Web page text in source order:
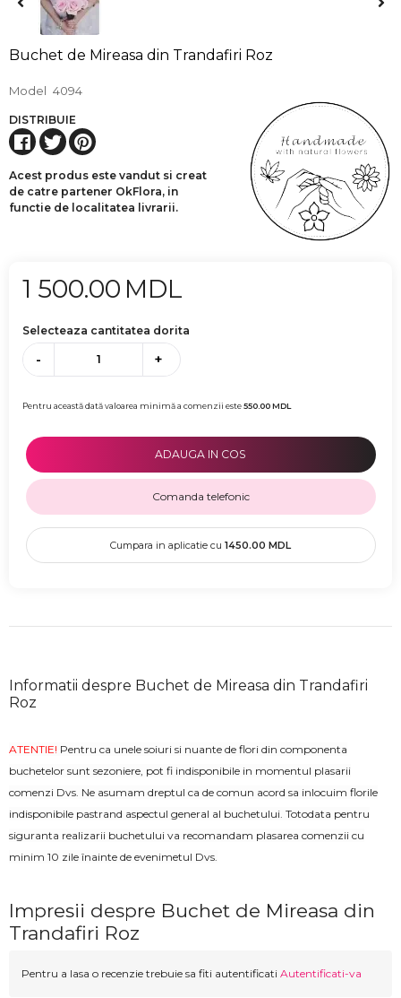
Buchet de Mireasa din Trandafiri Roz
Model 4094
DISTRIBUIE
Acest produs este vandut si creat
de catre partener OkFlora, in
functie de localitatea livrarii.
1 500.00 MDL
Selecteaza cantitatea dorita
- +
Pentru această dată valoarea minimă a comenzii este550.00MDL
ADAUGA IN COS
Comanda telefonic
Cumpara in aplicatie cu 1450.00 MDL
Informatii despre Buchet de Mireasa din Trandafiri
Roz
ATENTIE! Pentru ca unele soiuri si nuante de flori din componenta
buchetelor sunt sezoniere, pot fi indisponibile in momentul plasarii
comenzi Dvs. Ne asumam dreptul ca de comun acord sa inlocuim florile
indisponibile pastrand aspectul general al buchetului. Totodata pentru
siguranta realizarii buchetului va recomandam plasarea comenzii cu
minim 10 zile înainte de evenimetul Dvs.
Impresii despre Buchet de Mireasa din
Trandafiri Roz
Pentru a lasa o recenzie trebuie sa fiti autentificati Autentificati-va